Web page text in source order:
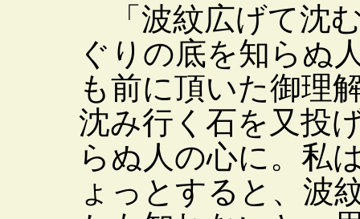
「波紋広げて沈
ぐりの底を知らぬ
も前に頂いた御理
沈み行く石を又投
らぬ人の心に。私
ょっとすると、波